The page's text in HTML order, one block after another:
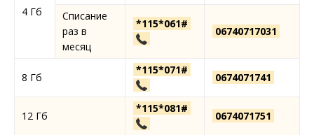
4 Гб
Списание
раз в
месяц
*115*061#
06740717031
8 Гб
*115*071#
0674071741
12 Гб
*115*081#
0674071751